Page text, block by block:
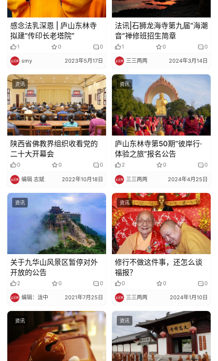
感念法乳深恩 | 庐山东林寺
拟建“传印长老塔院”
1 0 0
smy 2023年5月17日
法讯|石狮龙海寺第九届“海潮
音”禅修班招生简章
1 0 0
三三两两 2024年3月14日
资讯
陕西省佛教界组织收看党的
二十大开幕会
0 0 0
编辑 志斌 2022年10月18日
资讯
庐山东林寺第50期“彼岸行·
体验之旅”报名公告
2 0 0
三三两两 2024年4月25日
资讯
关于九华山风景区暂停对外
开放的公告
2 0 0
编辑：泷中 2021年7月25日
资讯
修行不做这件事，还怎么谈
福报？
0 0 0
三三两两 2024年1月10日
资讯 资讯